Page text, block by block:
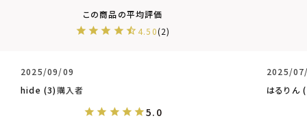
4.50 2
hide 3 購入者
2025/09/09
はるりん
2025/